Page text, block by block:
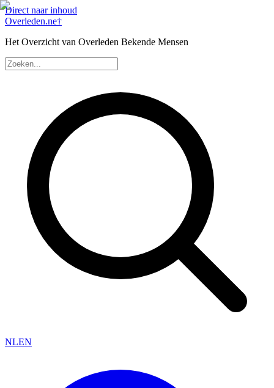
Direct naar inhoud
Overleden.ne†
Het Overzicht van Overleden Bekende Mensen
NLEN